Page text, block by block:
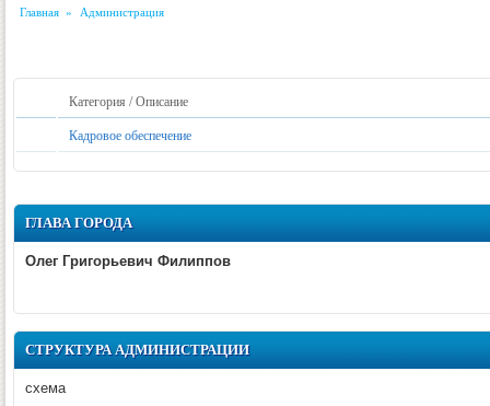
Главная » Администрация
Категория / Описание
Кадровое обеспечение
ГЛАВА ГОРОДА
Олег Григорьевич Филиппов
СТРУКТУРА АДМИНИСТРАЦИИ
схема